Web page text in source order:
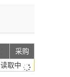
采购
读取中